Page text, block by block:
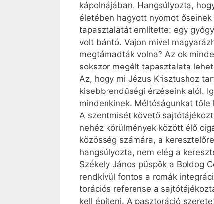
kápolnájában. Hangsúlyozta,
életében hagyott nyomot
tapasztalatát említette: egy
volt bántó. Vajon mivel
megtámadták volna? Az ok
sokszor megélt tapasztalata
Az, hogy mi Jézus Krisztushoz
kisebbrendűségi érzéseink alól.
mindenkinek. Méltóságunkat
A szentmisét követő
nehéz körülmények között élő
közösség számára, a
hangsúlyozta, nem elég a
Székely János püspök a Boldog
rendkívül fontos a romák
torációs referense a
kell építeni. A pasz­toráció